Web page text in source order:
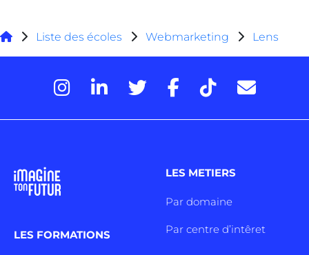
Liste des écoles Webmarketing Lens
LES FORMATIONS
LES METIERS
Par domaine
Par centre d’intêret